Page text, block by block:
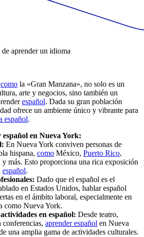
aprender un idioma
como la «Gran Manzana», no solo es un
arte y negocios, sino también un
español. Dada su gran población
ofrece un ambiente único y vibrante para
español.
en Nueva York:
En Nueva York conviven personas de
hispana, como México, Puerto Rico,
más. Esto proporciona una rica exposición
español.
Dado que el español es el
en Estados Unidos, hablar español
en el ámbito laboral, especialmente en
como Nueva York.
en español: Desde teatro,
conferencias, aprender español en Nueva
una amplia gama de actividades culturales.